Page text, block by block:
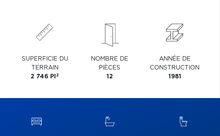
SUPERFICIE DU
TERRAIN
2 746 PI 2
NOMBRE DE
PIÈCES
12
ANNÉE DE
CONSTRUCTION
1981